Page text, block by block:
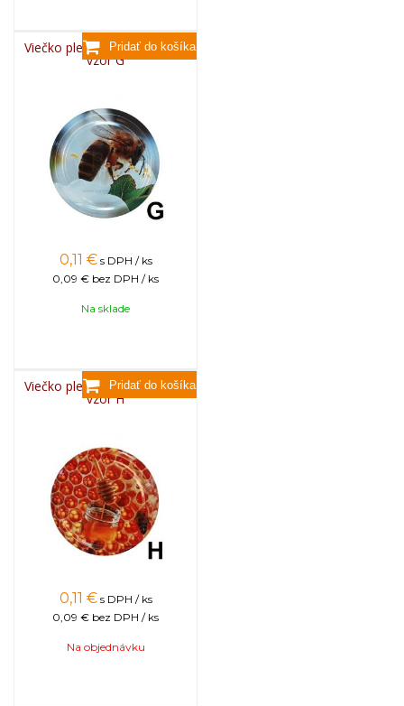
Viečko plechové TWIST 82 -
vzor G
0,11 € s DPH / ks
0,09 € bez DPH / ks
Na sklade
Viečko plechové TWIST 82 -
vzor H
0,11 € s DPH / ks
0,09 € bez DPH / ks
Na objednávku